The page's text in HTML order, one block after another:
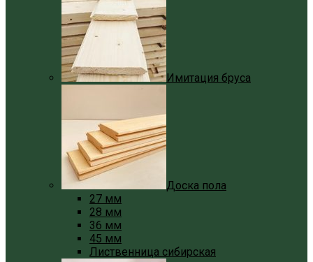
Имитация бруса
Доска пола
27 мм
28 мм
36 мм
45 мм
Лиственница сибирская